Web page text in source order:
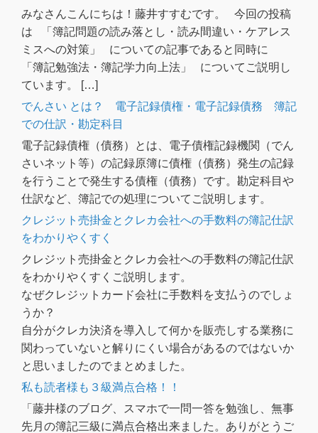
みなさんこんにちは！藤井すすむです。 今回の投稿
は 「簿記問題の読み落とし・読み間違い・ケアレス
ミスへの対策」 についての記事であると同時に
「簿記勉強法・簿記学力向上法」 についてご説明し
ています。 […]
でんさい とは？ 電子記録債権・電子記録債務 簿記
での仕訳・勘定科目
電子記録債権（債務）とは、電子債権記録機関（でん
さいネット等）の記録原簿に債権（債務）発生の記録
を行うことで発生する債権（債務）です。勘定科目や
仕訳など、簿記での処理についてご説明します。
クレジット売掛金とクレカ会社への手数料の簿記仕訳
をわかりやくすく
クレジット売掛金とクレカ会社への手数料の簿記仕訳
をわかりやくすくご説明します。
なぜクレジットカード会社に手数料を支払うのでしょ
うか？
自分がクレカ決済を導入して何かを販売しする業務に
関わっていないと解りにくい場合があるのではないか
と思いましたのでまとめました。
私も読者様も３級満点合格！！
「藤井様のブログ、スマホで一問一答を勉強し、無事
先月の簿記三級に満点合格出来ました。ありがとうご